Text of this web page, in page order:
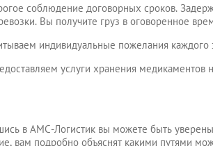
соблюдение договорных сроков.
Вы получите груз в оговоренное
индивидуальные пожелания каждого
услуги хранения
в АМС-Логистик вы можете быть
вам подробно объяснят какими путями